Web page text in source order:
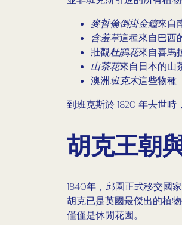
麥哲倫倒掛金鐘來自
含羞草這種來自巴西
壯觀杜鵑花來自喜馬
山茶花來自日本的山
澳洲班克木這些物種
到班克斯於 1820 年去世
胡克王朝
1840年，邱園正式移交國
胡克已是英國最傑出的植
僅僅是休閒花園。